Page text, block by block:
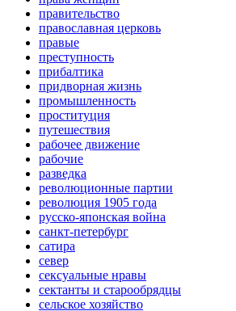
правительство
православная церковь
правые
преступность
прибалтика
придворная жизнь
промышленность
проституция
путешествия
рабочее движение
рабочие
разведка
революционные партии
революция 1905 года
русско-японская война
санкт-петербург
сатира
север
сексуальные нравы
сектанты и старообрядцы
сельское хозяйство